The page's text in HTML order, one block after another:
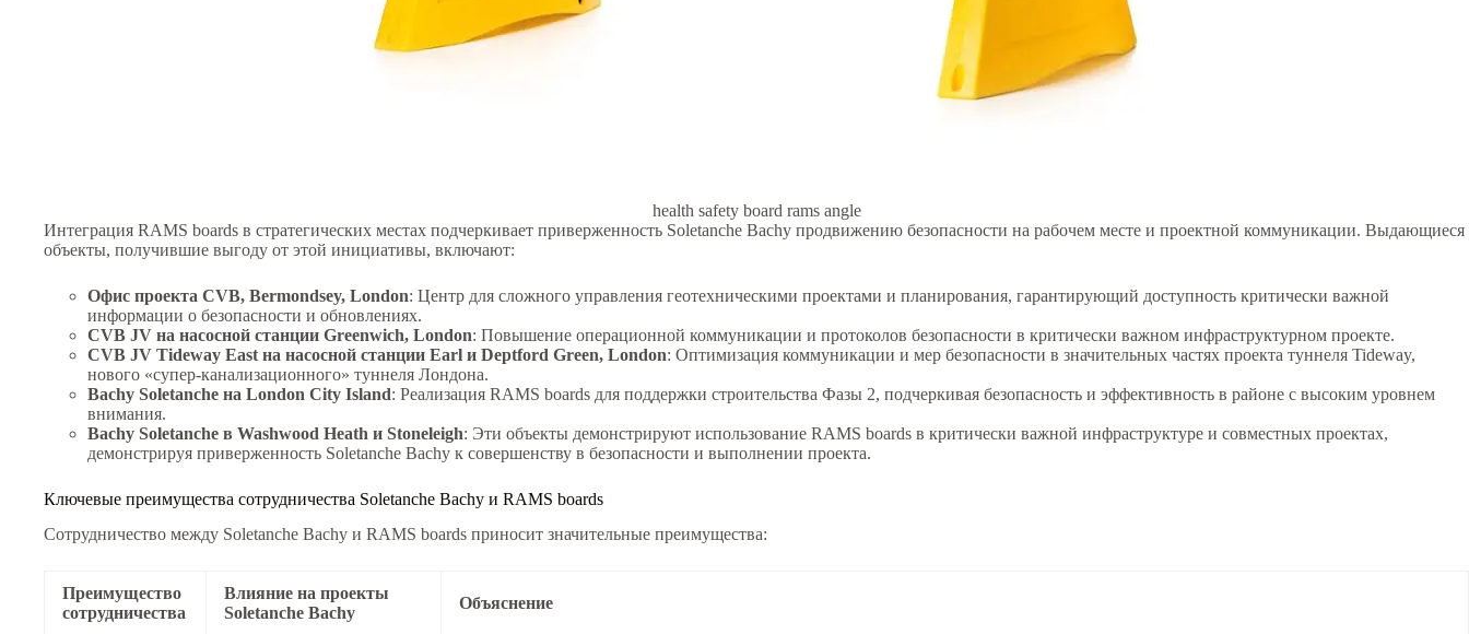
health safety board rams angle
Интеграция RAMS boards в стратегических местах подчеркивает приверженность Soletanche Bachy продвижению безопасности на рабочем месте и проектной коммуникации. Выдающиеся
объекты, получившие выгоду от этой инициативы, включают:
Офис проекта CVB, Bermondsey, London: Центр для сложного управления геотехническими проектами и планирования, гарантирующий доступность критически важной
информации о безопасности и обновлениях.
CVB JV на насосной станции Greenwich, London: Повышение операционной коммуникации и протоколов безопасности в критически важном инфраструктурном проекте.
CVB JV Tideway East на насосной станции Earl и Deptford Green, London: Оптимизация коммуникации и мер безопасности в значительных частях проекта туннеля Tideway,
нового «супер-канализационного» туннеля Лондона.
Bachy Soletanche на London City Island: Реализация RAMS boards для поддержки строительства Фазы 2, подчеркивая безопасность и эффективность в районе с высоким уровнем
внимания.
Bachy Soletanche в Washwood Heath и Stoneleigh: Эти объекты демонстрируют использование RAMS boards в критически важной инфраструктуре и совместных проектах,
демонстрируя приверженность Soletanche Bachy к совершенству в безопасности и выполнении проекта.
Ключевые преимущества сотрудничества Soletanche Bachy и RAMS boards
Сотрудничество между Soletanche Bachy и RAMS boards приносит значительные преимущества:
Преимущество
сотрудничества
Влияние на проекты
Soletanche Bachy
Объяснение